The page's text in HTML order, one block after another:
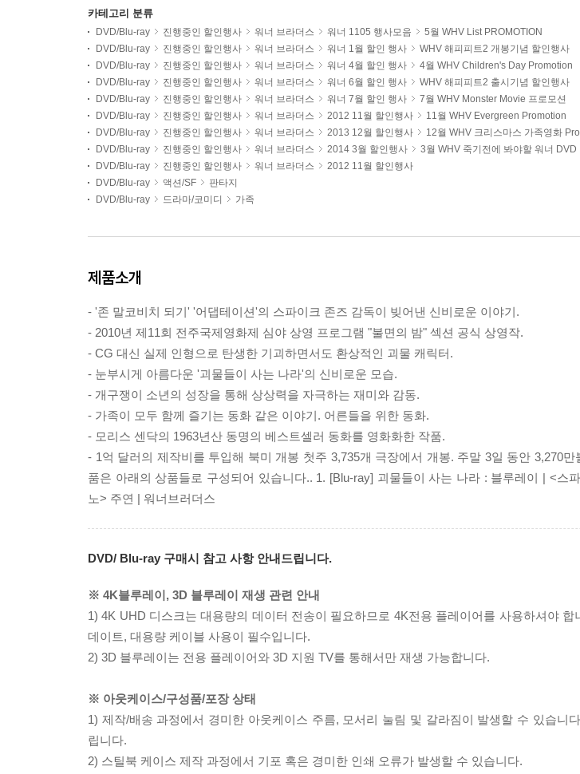
카테고리 분류
DVD/Blu-ray 진행중인 할인행사 워너 브라더스 워너 1105 행사모음
5월 WHV List PROMOTION
DVD/Blu-ray
진행중인 할인행사 워너 브라더스 워너 1월 할인 행사
WHV 해피피트2 개봉기념 할인행사
DVD/Blu-ray
진행중인 할인행사 워너 브라더스 워너 4월 할인 행사
4월 WHV Children's Day Promotion
DVD/Blu-ray
진행중인 할인행사 워너 브라더스 워너 6월 할인 행사
WHV 해피피트2 출시기념 할인행사
DVD/Blu-ray
진행중인 할인행사 워너 브라더스 워너 7월 할인 행사
7월 WHV Monster Movie 프로모션
DVD/Blu-ray
진행중인 할인행사 워너 브라더스 2012 11월 할인행사
11월 WHV Evergreen Promotion
DVD/Blu-ray
진행중인 할인행사 워너 브라더스 2013 12월 할인행사
12월 WHV 크리스마스 가족영화
DVD/Blu-ray
진행중인 할인행사 워너 브라더스 2014 3월 할인행사
3월 WHV 죽기전에 봐야할 워너
DVD/Blu-ray
진행중인 할인행사 워너 브라더스
2012 11월 할인행사
DVD/Blu-ray
액션/SF
판타지
DVD/Blu-ray
드라마/코미디 가족
제품소개
- '존 말코비치 되기' '어댑테이션'의 스파이크 존즈 감독이 빚어낸 신비로운 이야기.
- 2010년 제11회 전주국제영화제 심야 상영 프로그램 "불면의 밤" 섹션 공식 상영작.
- CG 대신 실제 인형으로 탄생한 기괴하면서도 환상적인 괴물 캐릭터.
- 눈부시게 아름다운 '괴물들이 사는 나라'의 신비로운 모습.
- 개구쟁이 소년의 성장을 통해 상상력을 자극하는 재미와 감동.
- 가족이 모두 함께 즐기는 동화 같은 이야기. 어른들을 위한 동화.
- 모리스 센닥의 1963년산 동명의 베스트셀러 동화를 영화화한 작품.
- 1억 달러의 제작비를 투입해 북미 개봉 첫주 3,735개 극장에서 개봉. 주말 3일 동안 3,270
품은 아래의 상품들로 구성되어 있습니다.. 1. [Blu-ray] 괴물들이 사는 나라 : 블루레이 | <스
노> 주연 | 워너브러더스
DVD/ Blu-ray 구매시 참고 사항 안내드립니다.
※ 4K블루레이, 3D 블루레이 재생 관련 안내
1) 4K UHD 디스크는 대용량의 데이터 전송이 필요하므로 4K전용 플레이어를 사용하셔야
데이트, 대용량 케이블 사용이 필수입니다.
2) 3D 블루레이는 전용 플레이어와 3D 지원 TV를 통해서만 재생 가능합니다.
※ 아웃케이스/구성품/포장 상태
1) 제작/배송 과정에서 경미한 아웃케이스 주름, 모서리 눌림 및 갈라짐이 발생할 수 있습니
립니다.
2) 스틸북 케이스 제작 과정에서 기포 혹은 경미한 인쇄 오류가 발생할 수 있습니다.